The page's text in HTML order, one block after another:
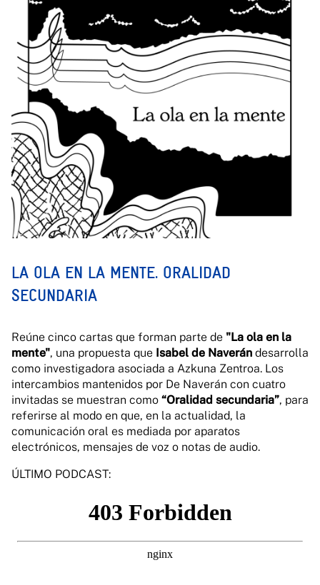
LA OLA EN LA MENTE. ORALIDAD
SECUNDARIA
Reúne cinco cartas que forman parte de "La ola en la
mente", una propuesta que Isabel de Naverán desarrolla
como investigadora asociada a Azkuna Zentroa. Los
intercambios mantenidos por De Naverán con cuatro
invitadas se muestran como “Oralidad secundaria”, para
referirse al modo en que, en la actualidad, la
comunicación oral es mediada por aparatos
electrónicos, mensajes de voz o notas de audio.
ÚLTIMO PODCAST: